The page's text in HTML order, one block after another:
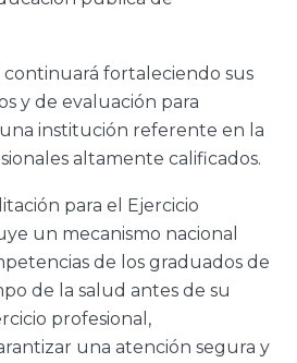
continuará fortaleciendo sus
y de evaluación para
institución referente en la
altamente calificados.
para el Ejercicio
un mecanismo nacional
de los graduados de
de la salud antes de su
profesional,
una atención segura y